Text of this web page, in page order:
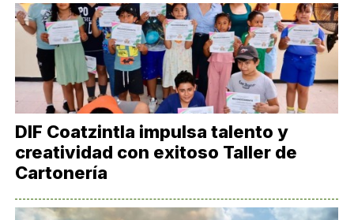
DIF Coatzintla impulsa talento y
creatividad con exitoso Taller de
Cartonería